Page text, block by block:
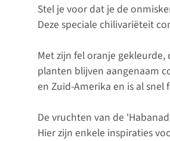
Stel je voor dat je de
Deze speciale chilivariëteit
Met zijn fel oranje
planten blijven aangenaam
en Zuid-Amerika en is al
De vruchten van de
Hier zijn enkele inspiraties